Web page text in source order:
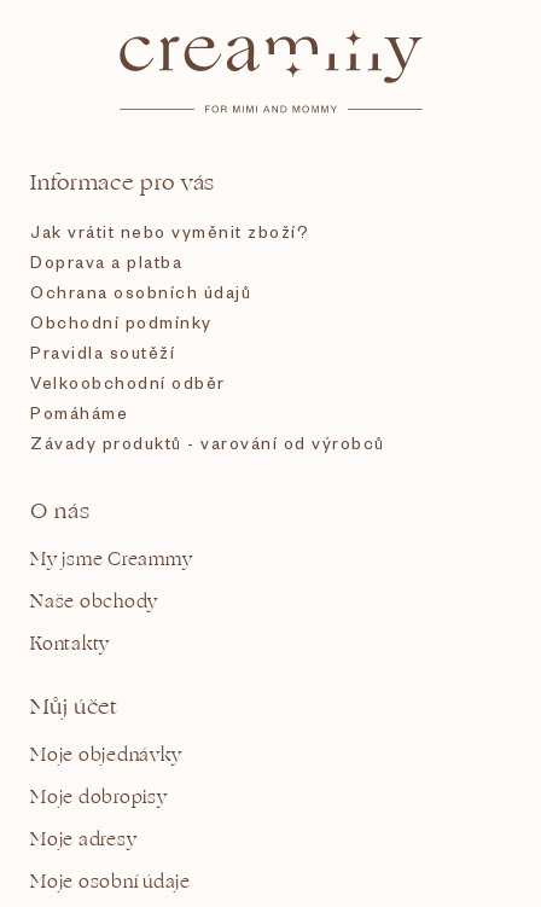
Informace pro vás
Jak vrátit nebo vyměnit zboží?
Doprava a platba
Ochrana osobních údajů
Obchodní podmínky
Pravidla soutěží
Velkoobchodní odběr
Pomáháme
Závady produktů - varování od výrobců
O nás
My jsme Creammy
Naše obchody
Kontakty
Můj účet
Moje objednávky
Moje dobropisy
Moje adresy
Moje osobní údaje